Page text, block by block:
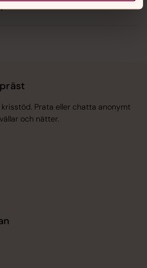
Prata eller chatta anonymt
och nätter.